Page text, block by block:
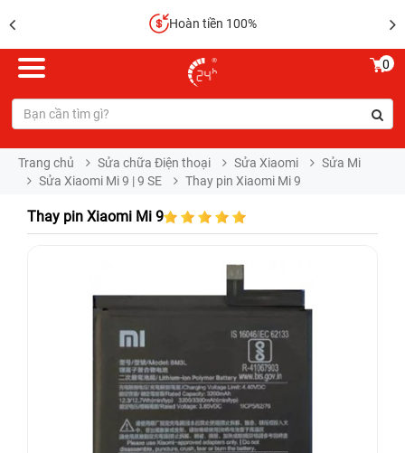
Hoàn tiền 100%
0
Trang chủ Sửa chữa Điện thoại Sửa Xiaomi
Sửa Mi
Sửa Xiaomi Mi 9 | 9 SE
Thay pin Xiaomi Mi 9
Thay pin Xiaomi Mi 9